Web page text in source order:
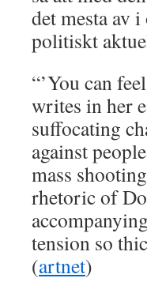
det mesta av
politiskt
“’You can
writes in her
suffocating
against
mass
rhetoric of
tension so
(artnet)